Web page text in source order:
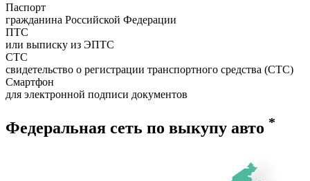
Паспорт
гражданина Российской Федерации
ПТС
или выписку из ЭПТС
СТС
свидетельство о регистрации транспортного средства (СТС)
Смартфон
для электронной подписи документов
Федеральная сеть по выкупу авто *